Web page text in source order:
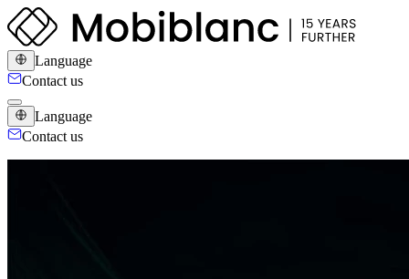
Language
Contact us
Language
Contact us